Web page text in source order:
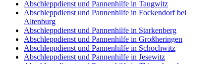
Abschleppdienst und Pannenhilfe in Taugwitz
Abschleppdienst und Pannenhilfe in Fockendorf bei
Altenburg
Abschleppdienst und Pannenhilfe in Starkenberg
Abschleppdienst und Pannenhilfe in Großheringen
Abschleppdienst und Pannenhilfe in Schochwitz
Abschleppdienst und Pannenhilfe in Jesewitz